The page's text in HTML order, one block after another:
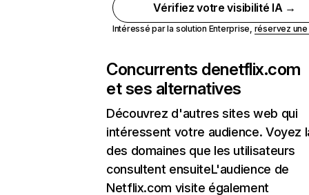
Vérifiez votre visibilité IA →
Intéressé par la solution Enterprise, réservez
Concurrents denetflix.com
et ses alternatives
Découvrez d'autres sites web qui
intéressent votre audience. Voyez
des domaines que les utilisateurs
consultent ensuiteL'audience de
Netflix.com visite également